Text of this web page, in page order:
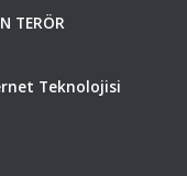
TERÖR
Teknolojisi